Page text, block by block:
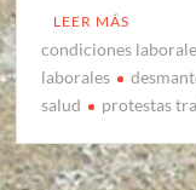
LEER MÁS
condiciones
laborales
salud
protestas